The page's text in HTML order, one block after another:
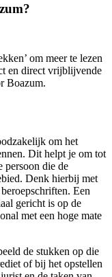
om meer te lezen
en direct vrijblijvende
Boazum.
om het
Dit helpt je om tot
persoon die de
Denk hierbij met
Een
gericht is op de
met een hoge mate
de stukken op die
of bij het opstellen